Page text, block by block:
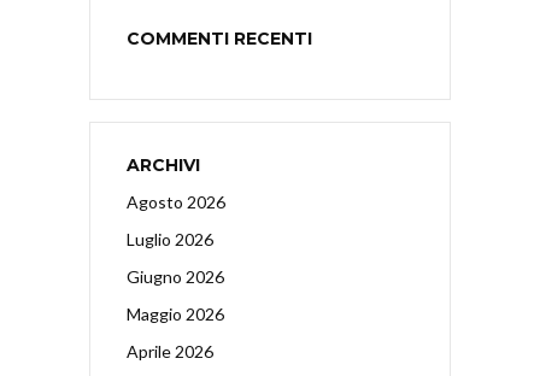
COMMENTI RECENTI
ARCHIVI
Agosto 2026
Luglio 2026
Giugno 2026
Maggio 2026
Aprile 2026